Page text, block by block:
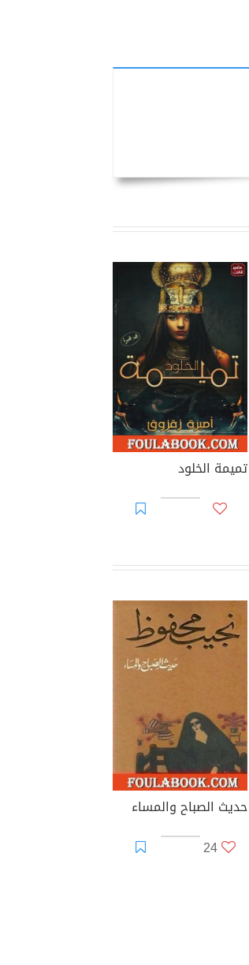
تميمة الخلود
حديث الصباح والمساء
24